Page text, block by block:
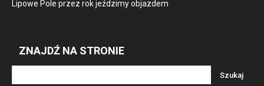
Lipowe Pole przez rok jeździmy objazdem
ZNAJDŹ NA STRONIE